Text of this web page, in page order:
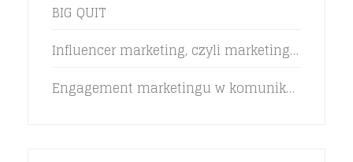
BIG QUIT
Influencer marketing, czyli marketing rekomendacji w życiu marki
Engagement marketingu w komunikacji z klientem pokolenia Z